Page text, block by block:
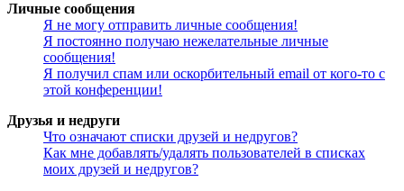
Личные сообщения
Я не могу отправить личные сообщения!
Я постоянно получаю нежелательные личные
сообщения!
Я получил спам или оскорбительный email от кого-то с
этой конференции!
Друзья и недруги
Что означают списки друзей и недругов?
Как мне добавлять/удалять пользователей в списках
моих друзей и недругов?